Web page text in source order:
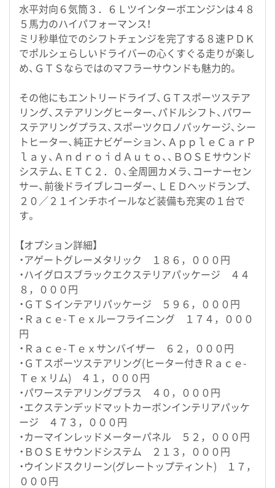
水平対向６気筒３．６Ｌツインターボエンジンは４８
５馬力のハイパフォーマンス！
ミリ秒単位でのシフトチェンジを完了する８速ＰＤＫ
でポルシェらしいドライバーの心くすぐる走りが楽し
め、ＧＴＳならではのマフラーサウンドも魅力的。
その他にもエントリードライブ、ＧＴスポーツステア
リング、ステアリングヒーター、パドルシフト、パワー
ステアリングプラス、スポーツクロノパッケージ、シー
トヒーター、純正ナビゲーション、ＡｐｐｌｅＣａｒＰ
ｌａｙ、ＡｎｄｒｏｉｄＡｕｔｏ、、ＢＯＳＥサウンド
システム、ＥＴＣ２．０、全周囲カメラ、コーナーセン
サー、前後ドライブレコーダー、ＬＥＤヘッドランプ、
２０／２１インチホイールなど装備も充実の１台で
す。
【オプション詳細】
・アゲートグレーメタリック １８６，０００円
・ハイグロスブラックエクステリアパッケージ ４４
８，０００円
・ＧＴＳインテアリパッケージ ５９６，０００円
・Ｒａｃｅ-Ｔｅｘルーフライニング １７４，０００
円
・Ｒａｃｅ-Ｔｅｘサンバイザー ６２，０００円
・ＧＴスポーツステアリング(ヒーター付きＲａｃｅ-
Ｔｅｘリム) ４１，０００円
・パワーステアリングプラス ４０，０００円
・エクステンデッドマットカーボンインテリアパッケ
ージ ４７３，０００円
・カーマインレッドメーターパネル ５２，０００円
・ＢＯＳＥサウンドシステム ２１３，０００円
・ウインドスクリーン(グレートップティント) １７，
０００円